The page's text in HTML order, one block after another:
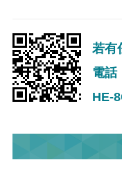
若有
電話
HE-